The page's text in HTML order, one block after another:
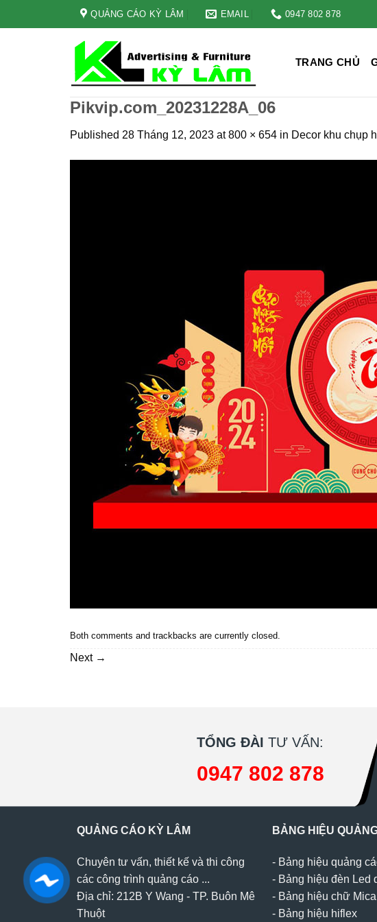
QUẢNG CÁO KỲ LÂM EMAIL 0947 802 878
TRANG CHỦ
Pikvip.com_20231228A_06
Published 28 Tháng 12, 2023 at800 × 654 in Decor khu chụp
Both comments and trackbacks are currently closed.
Next →
TỔNG ĐÀI TƯ VẤN:
0947 802 878
QUẢNG CÁO KỲ LÂM
Chuyên tư vấn, thiết kế và thi công
các công trình quảng cáo ...
Địa chỉ: 212B Y Wang - TP. Buôn Mê
Thuột
BẢNG HIỆU
- Bảng hiệu quảng
- Bảng hiệu đèn Led
- Bảng hiệu chữ Mica
- Bảng hiệu hiflex